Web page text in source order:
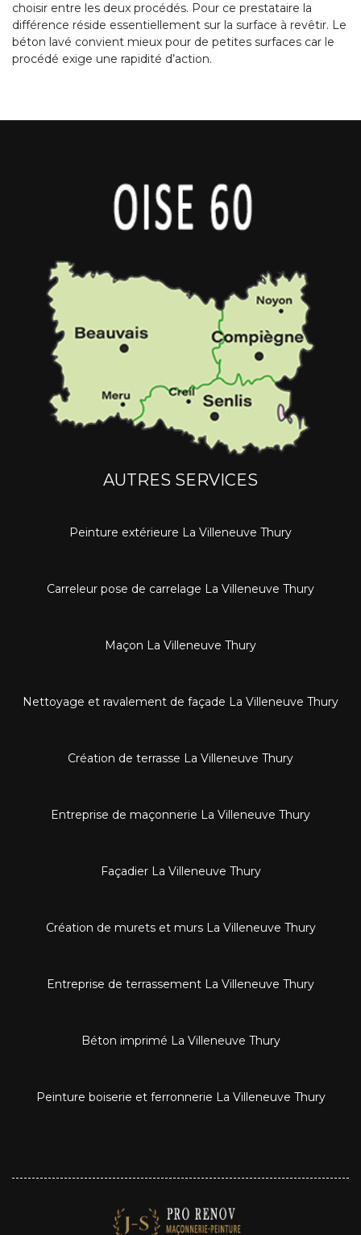
choisir entre les deux procédés. Pour ce prestataire la
différence réside essentiellement sur la surface à revêtir. Le
béton lavé convient mieux pour de petites surfaces car le
procédé exige une rapidité d’action.
AUTRES SERVICES
Peinture extérieure La Villeneuve Thury
Carreleur pose de carrelage La Villeneuve Thury
Maçon La Villeneuve Thury
Nettoyage et ravalement de façade La Villeneuve Thury
Création de terrasse La Villeneuve Thury
Entreprise de maçonnerie La Villeneuve Thury
Façadier La Villeneuve Thury
Création de murets et murs La Villeneuve Thury
Entreprise de terrassement La Villeneuve Thury
Béton imprimé La Villeneuve Thury
Peinture boiserie et ferronnerie La Villeneuve Thury